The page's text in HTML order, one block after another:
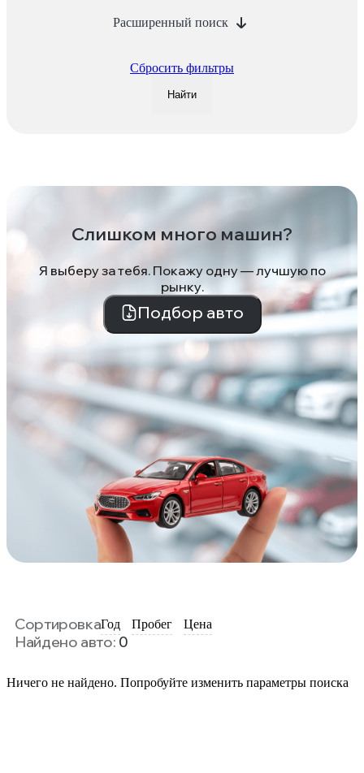
Расширенный поиск
Сбросить фильтры
Найти
Слишком много машин?
Я выберу за тебя. Покажу одну — лучшую по
рынку.
Подбор авто
СортировкаГод Пробег Цена
Найдено авто: 0
Ничего не найдено. Попробуйте изменить параметры поиска